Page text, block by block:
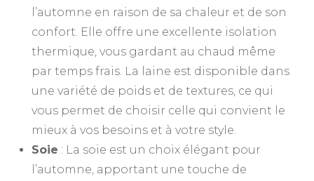
l’automne en raison de sa chaleur et de son
confort. Elle offre une excellente isolation
thermique, vous gardant au chaud même
par temps frais. La laine est disponible dans
une variété de poids et de textures, ce qui
vous permet de choisir celle qui convient le
mieux à vos besoins et à votre style.
Soie : La soie est un choix élégant pour
l’automne, apportant une touche de